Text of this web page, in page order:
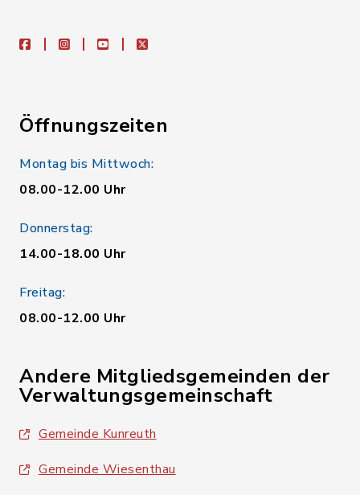
facebookinstagramyoutubeX
Öffnungszeiten
Montag bis Mittwoch:
08.00-12.00 Uhr
Donnerstag:
14.00-18.00 Uhr
Freitag:
08.00-12.00 Uhr
Andere Mitgliedsgemeinden der
Verwaltungsgemeinschaft
Gemeinde Kunreuth
Gemeinde Wiesenthau